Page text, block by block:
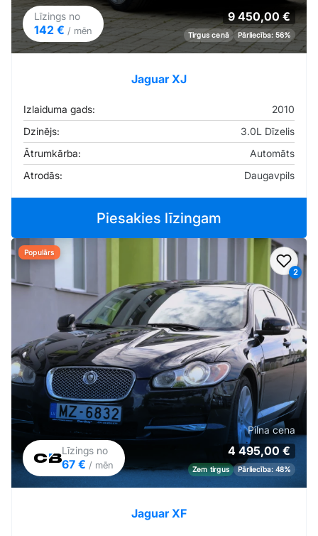
Līzings no
142 € / mēn
9 450,00 €
Tirgus cenā Pārliecība: 56%
Jaguar XJ
Izlaiduma gads:
2010
Dzinējs:
3.0L Dīzelis
Ātrumkārba:
Automāts
Atrodās:
Daugavpils
Piesakies līzingam
2
Populārs
Līzings no
67 € / mēn
Pilna cena
4 495,00 €
Zem tirgus Pārliecība: 48%
Jaguar XF